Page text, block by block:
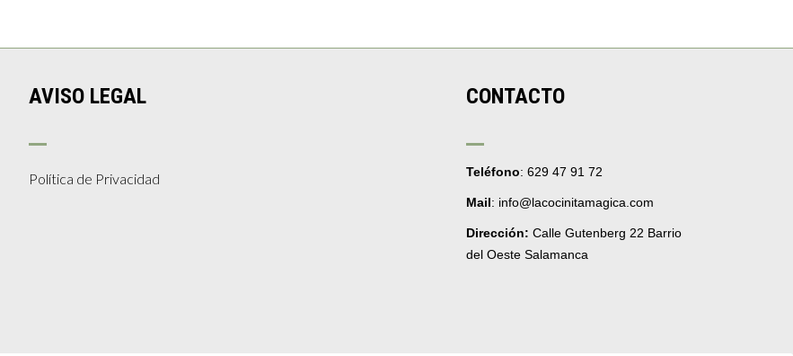
AVISO LEGAL
Política de Privacidad
CONTACTO
Teléfono: 629 47 91 72
Mail: info@lacocinitamagica.com
Dirección: Calle Gutenberg 22 Barrio
del Oeste Salamanca